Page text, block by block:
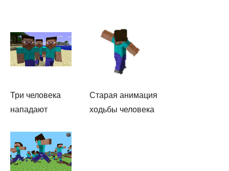
Три человека
нападают
Старая анимация
ходьбы человека